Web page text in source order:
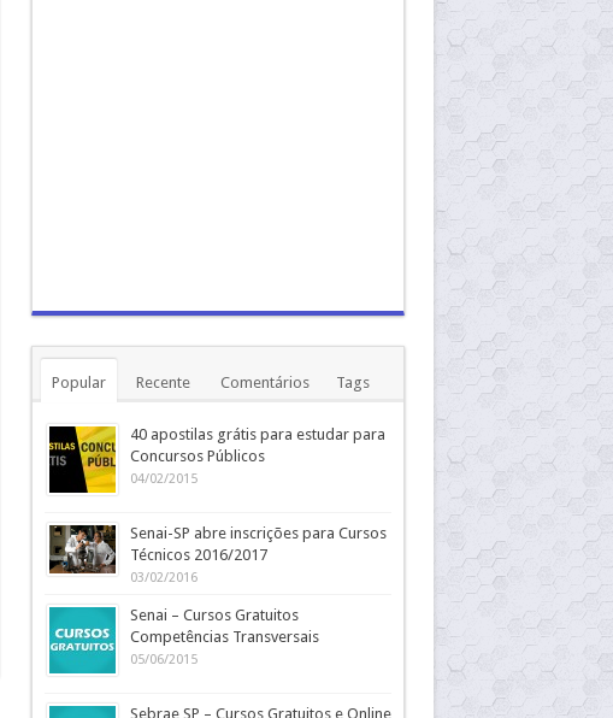
Popular Recente Comentários Tags
40 apostilas grátis para estudar para
Concursos Públicos
04/02/2015
Senai-SP abre inscrições para Cursos
Técnicos 2016/2017
03/02/2016
Senai – Cursos Gratuitos
Competências Transversais
05/06/2015
Sebrae SP – Cursos Gratuitos e Online